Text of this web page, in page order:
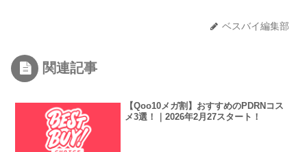
ベスバイ編集部
関連記事
【Qoo10メガ割】おすすめのPDRNコス
メ3選！｜2026年2月27スタート！